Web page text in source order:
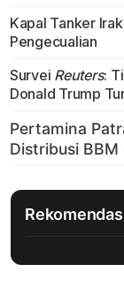
Kapal Tanker
Pengecualian
Survei Reuters:
Donald Trump